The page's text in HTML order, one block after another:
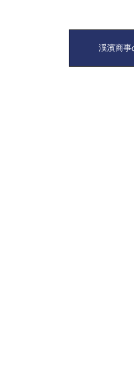
渓濱商事